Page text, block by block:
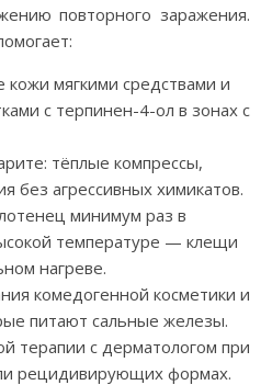
повторного заражения.
мягкими средствами и
с терпинен-4-ол в зонах с
тёплые компрессы,
без агрессивных химикатов.
минимум раз в
температуре — клещи
нагреве.
комедогенной косметики и
питают сальные железы.
терапии с дерматологом при
рецидивирующих формах.